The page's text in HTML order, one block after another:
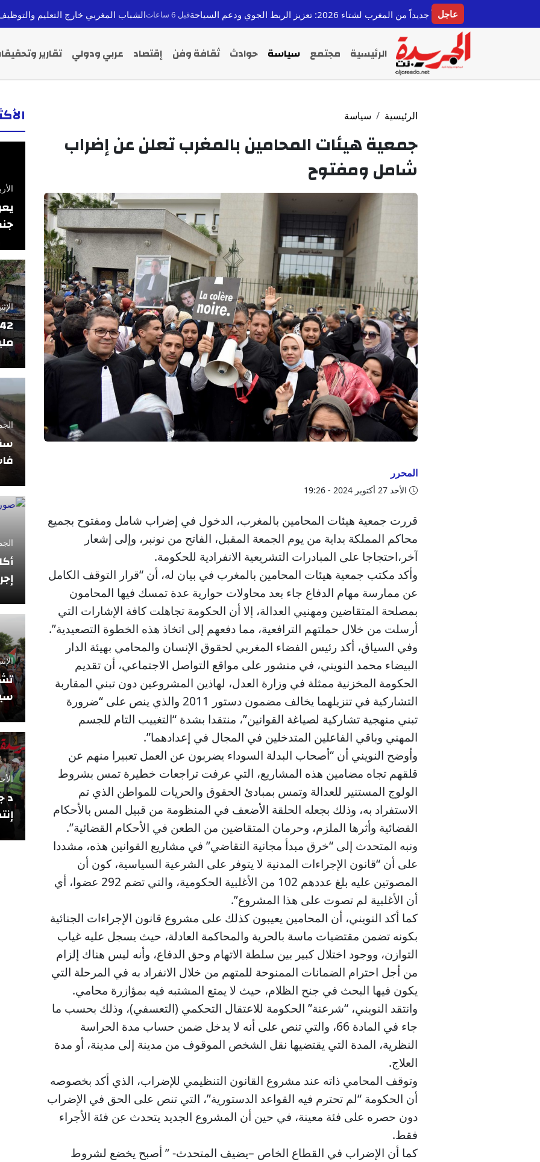
عاجل قبل 6 ساعات الشباب المغربي خارج التعليم والتوظيف: أزمة 2.94 مليون شاب وسبل الخروج
الرئيسية مجتمع سياسة حوادث ثقافة وفن إقتصاد عربي ودولي تقارير
الرئيسية سياسة
جمعية هيئات المحامين بالمغرب تعلن عن إضراب
شامل ومفتوح
المحرر
الأحد 27 أكتوبر 2024 - 19:26
قررت جمعية هيئات المحامين بالمغرب، الدخول في إضراب شامل ومفتوح بجميع
محاكم المملكة بداية من يوم الجمعة المقبل، الفاتح من نونبر، وإلى إشعار
آخر،احتجاجا على المبادرات التشريعية الانفرادية للحكومة.
وأكد مكتب جمعية هيئات المحامين بالمغرب في بيان له، أن “قرار التوقف الكامل
عن ممارسة مهام الدفاع جاء بعد محاولات حوارية عدة تمسك فيها المحامون
بمصلحة المتقاضين ومهنيي العدالة، إلا أن الحكومة تجاهلت كافة الإشارات التي
أرسلت من خلال حملتهم الترافعية، مما دفعهم إلى اتخاذ هذه الخطوة التصعيدية”.
وفي السياق، أكد رئيس الفضاء المغربي لحقوق الإنسان والمحامي بهيئة الدار
البيضاء محمد النويني، في منشور على مواقع التواصل الاجتماعي، أن تقديم
الحكومة المخزنية ممثلة في وزارة العدل، لهاذين المشروعين دون تبني المقاربة
التشاركية في تنزيلهما يخالف مضمون دستور 2011 والذي ينص على “ضرورة
تبني منهجية تشاركية لصياغة القوانين”، منتقدا بشدة “التغييب التام للجسم
المهني وباقي الفاعلين المتدخلين في المجال في إعدادهما”.
وأوضح النويني أن “أصحاب البدلة السوداء يضربون عن العمل تعبيرا منهم عن
قلقهم تجاه مضامين هذه المشاريع، التي عرفت تراجعات خطيرة تمس بشروط
الولوج المستنير للعدالة وتمس بمبادئ الحقوق والحريات للمواطن الذي تم
الاستفراد به، وذلك بجعله الحلقة الأضعف في المنظومة من قبيل المس بالأحكام
القضائية وأثرها الملزم، وحرمان المتقاضين من الطعن في الأحكام القضائية”.
ونبه المتحدث إلى “خرق مبدأ مجانية التقاضي” في مشاريع القوانين هذه، مشددا
على أن “قانون الإجراءات المدنية لا يتوفر على الشرعية السياسية، كون أن
المصوتين عليه بلغ عددهم 102 من الأغلبية الحكومية، والتي تضم 292 عضوا، أي
أن الأغلبية لم تصوت على هذا المشروع”.
كما أكد النويني، أن المحامين يعيبون كذلك على مشروع قانون الإجراءات الجنائية
بكونه تضمن مقتضيات ماسة بالحرية والمحاكمة العادلة، حيث يسجل عليه غياب
التوازن، ووجود اختلال كبير بين سلطة الاتهام وحق الدفاع، وأنه ليس هناك إلزام
من أجل احترام الضمانات الممنوحة للمتهم من خلال الانفراد به في المرحلة التي
يكون فيها البحث في جنح الظلام، حيث لا يمتع المشتبه فيه بمؤازرة محامي.
وانتقد النويني، “شرعنة” الحكومة للاعتقال التحكمي (التعسفي)، وذلك بحسب ما
جاء في المادة 66، والتي تنص على أنه لا يدخل ضمن حساب مدة الحراسة
النظرية، المدة التي يقتضيها نقل الشخص الموقوف من مدينة إلى مدينة، أو مدة
العلاج.
وتوقف المحامي ذاته عند مشروع القانون التنظيمي للإضراب، الذي أكد بخصوصه
أن الحكومة “لم تحترم فيه القواعد الدستورية”، التي تنص على الحق في الإضراب
دون حصره على فئة معينة، في حين أن المشروع الجديد يتحدث عن فئة الأجراء
فقط.
كما أن الإضراب في القطاع الخاص –يضيف المتحدث- ” أصبح يخضع لشروط
الأربعاء 26
الإثنين 17
الجمعة 11
الجمعة 12
الإثنين 10
الأحد 5 أكتوبر
د